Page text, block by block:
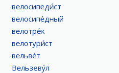
велосипеди́ст
велосипе́дный
велотре́к
велотури́ст
вельве́т
Вельзеву́л